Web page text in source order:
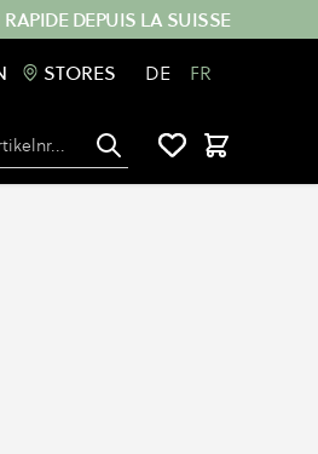
DEPUIS LA SUISSE
STORES DE FR
Chercher Panier